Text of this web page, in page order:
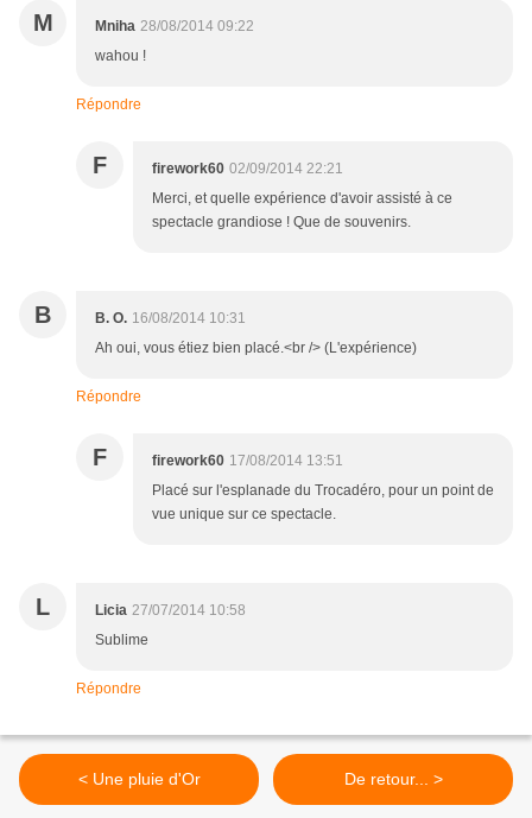
M Mniha 28/08/2014 09:22
wahou !
Répondre
F firework60 02/09/2014 22:21
Merci, et quelle expérience d'avoir assisté à ce
spectacle grandiose ! Que de souvenirs.
B B. O. 16/08/2014 10:31
Ah oui, vous étiez bien placé.<br /> (L'expérience)
Répondre
F firework60 17/08/2014 13:51
Placé sur l'esplanade du Trocadéro, pour un point de
vue unique sur ce spectacle.
L Licia 27/07/2014 10:58
Sublime
Répondre
< Une pluie d'Or De retour... >